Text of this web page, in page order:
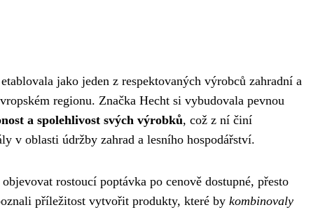
jako jeden z respektovaných výrobců zahradní a
regionu. Značka Hecht si vybudovala pevnou
a spolehlivost svých výrobků, což z ní činí
v oblasti údržby zahrad a lesního hospodářství.
rostoucí poptávka po cenově dostupné, přesto
příležitost vytvořit produkty, které by kombinovaly